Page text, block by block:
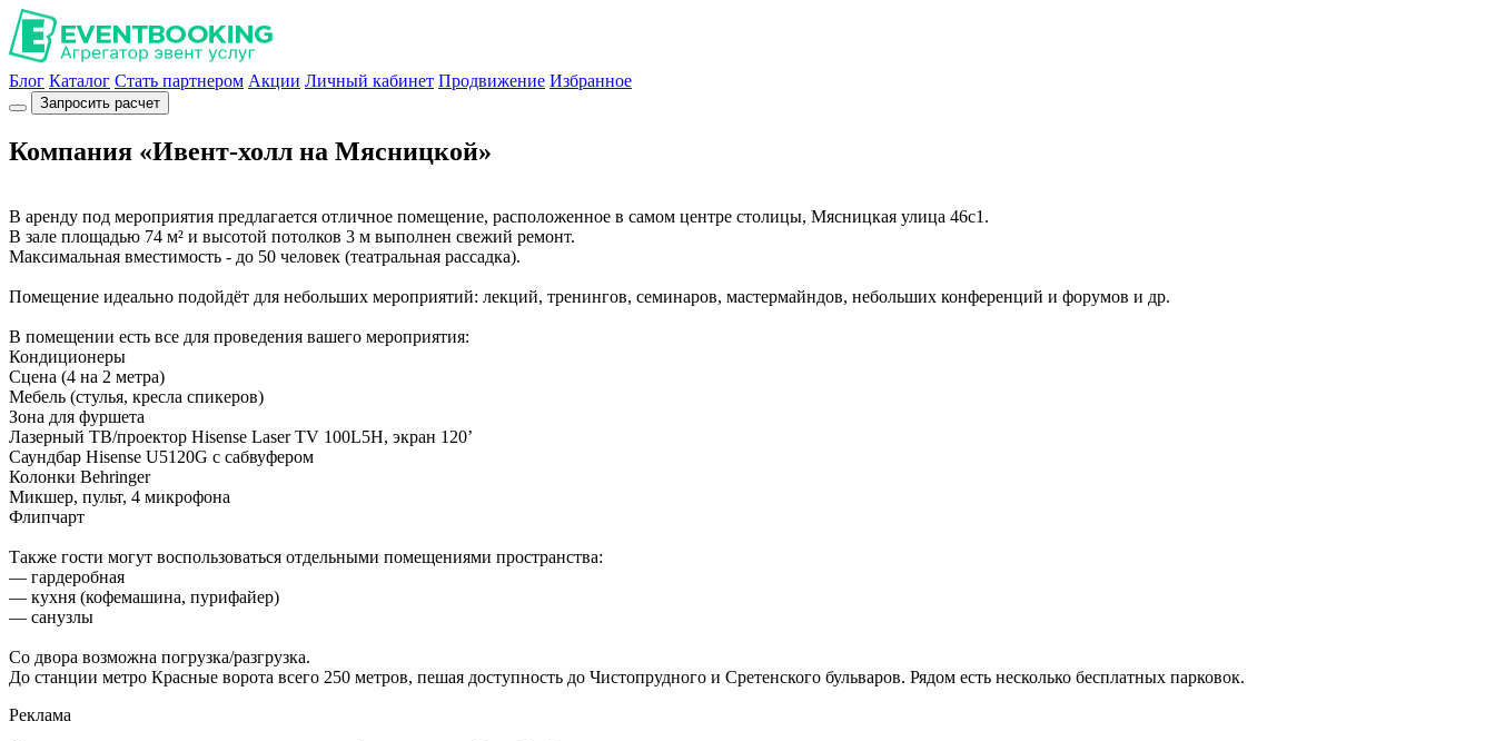
Блог Каталог Стать партнером Акции Личный кабинет Продвижение Избранное
Запросить расчет
Компания «Ивент-холл на Мясницкой»
В аренду под мероприятия предлагается отличное помещение, расположенное в самом центре столицы, Мясницкая улица 46с1.
В зале площадью 74 м² и высотой потолков 3 м выполнен свежий ремонт.
Максимальная вместимость - до 50 человек (театральная рассадка).
Помещение идеально подойдёт для небольших мероприятий: лекций, тренингов, семинаров, мастермайндов, небольших конференций и форумов и др.
В помещении есть все для проведения вашего мероприятия:
Кондиционеры
Сцена (4 на 2 метра)
Мебель (стулья, кресла спикеров)
Зона для фуршета
Лазерный ТВ/проектор Hisense Laser TV 100L5H, экран 120’
Саундбар Hisense U5120G с сабвуфером
Колонки Behringer
Микшер, пульт, 4 микрофона
Флипчарт
Также гости могут воспользоваться отдельными помещениями пространства:
— гардеробная
— кухня (кофемашина, пурифайер)
— санузлы
Со двора возможна погрузка/разгрузка.
До станции метро Красные ворота всего 250 метров, пешая доступность до Чистопрудного и Сретенского бульваров. Рядом есть несколько бесплатных парковок.
Реклама